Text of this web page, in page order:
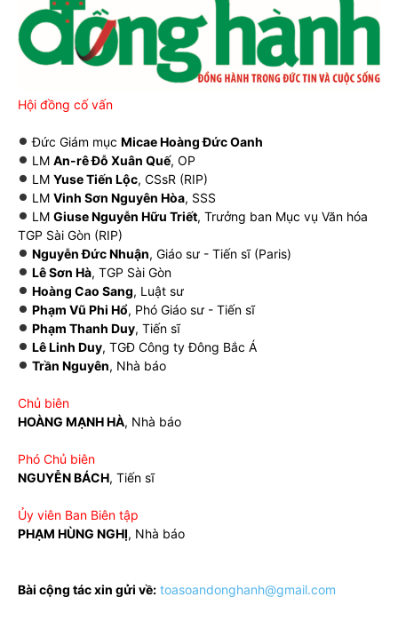
Hội đồng cố vấn
Đức Giám mục Micae Hoàng Đức Oanh
LM An-rê Đỗ Xuân Quế, OP
LM Yuse Tiến Lộc, CSsR (RIP)
LM Vinh Sơn Nguyên Hòa, SSS
LM Giuse Nguyễn Hữu Triết, Trưởng ban Mục vụ Văn hóa
TGP Sài Gòn (RIP)
Nguyễn Đức Nhuận, Giáo sư - Tiến sĩ (Paris)
Lê Sơn Hà, TGP Sài Gòn
Hoàng Cao Sang, Luật sư
Phạm Vũ Phi Hổ, Phó Giáo sư - Tiến sĩ
Phạm Thanh Duy, Tiến sĩ
Lê Linh Duy, TGĐ Công ty Đông Bắc Á
Trần Nguyên, Nhà báo
Chủ biên
HOÀNG MẠNH HÀ, Nhà báo
Phó Chủ biên
NGUYỄN BÁCH, Tiến sĩ
Ủy viên Ban Biên tập
PHẠM HÙNG NGHỊ, Nhà báo
Bài cộng tác xin gửi về: toasoandonghanh@gmail.com